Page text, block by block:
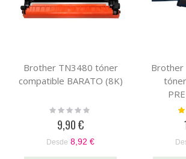
Brother TN3480 tóner
compatible BARATO (8K)
Rating:
9,90 €
Desde 8,92 €
Brother